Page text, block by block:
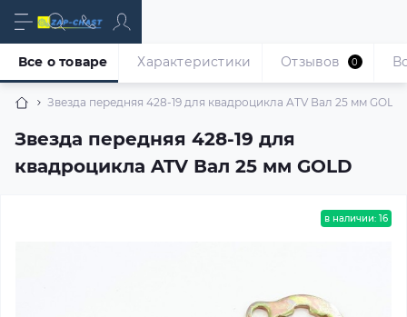
Звезда передняя 428-19 для квадроцикла ATV Вал 25 мм GOLD
Звезда передняя 428-19 для
квадроцикла ATV Вал 25 мм GOLD
Все о товаре Характеристики Отзывов 0
в наличии: 16